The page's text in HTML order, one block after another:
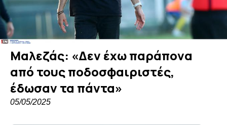
Μαλεζάς: «Δεν έχω παράπονα
από τους ποδοσφαιριστές,
έδωσαν τα πάντα»
05/05/2025